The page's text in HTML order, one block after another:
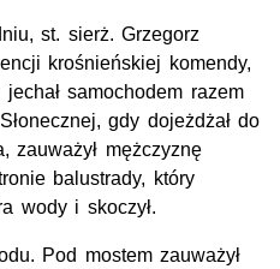
st. sierż. Grzegorz
krośnieńskiej komendy,
samochodem razem
gdy dojeżdżał do
zauważył mężczyznę
balustrady, który
wody i skoczył.
Pod mostem zauważył